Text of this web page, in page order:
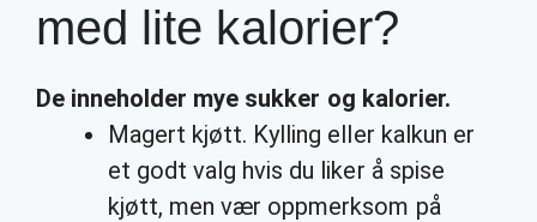
med lite kalorier?
De inneholder mye sukker og kalorier.
Magert kjøtt. Kylling eller kalkun er
et godt valg hvis du liker å spise
kjøtt, men vær oppmerksom på